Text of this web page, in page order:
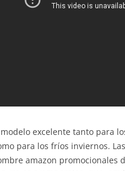
excelente tanto para
para los fríos inviernos.
amazon promocionales